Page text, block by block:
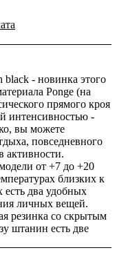
- новинка этого
Ponge (на
прямого кроя
интенсивностью -
вы можете
повседневного
активности.
от +7 до +20
близких к
есть два удобных
личных вещей.
резинка со скрытым
штанин есть две